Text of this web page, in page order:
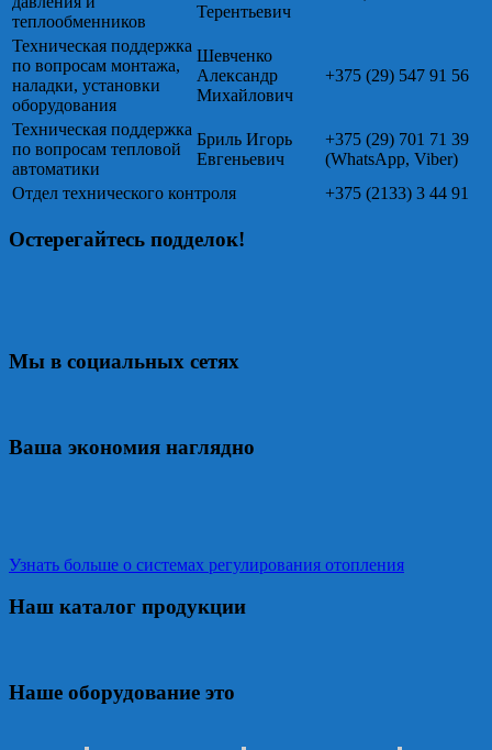
теплообменников
Терентьевич
Техническая поддержка
по вопросам монтажа,
наладки, установки
оборудования
Шевченко
Александр
Михайлович
+375 (29) 547 91 56
Техническая поддержка
по вопросам тепловой
автоматики
Бриль Игорь
Евгеньевич
+375 (29) 701 71 39
(WhatsApp, Viber)
Отдел технического контроля
+375 (2133) 3 44 91
Остерегайтесь подделок!
Мы в социальных сетях
Ваша экономия наглядно
Узнать больше о системах регулирования отопления
Наш каталог продукции
Наше оборудование это